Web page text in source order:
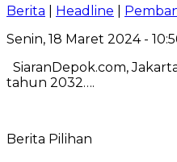
Berita Headline
Senin, 18 Maret 2024 -
SiaranDepok.com,
tahun 2032….
Berita Pilihan